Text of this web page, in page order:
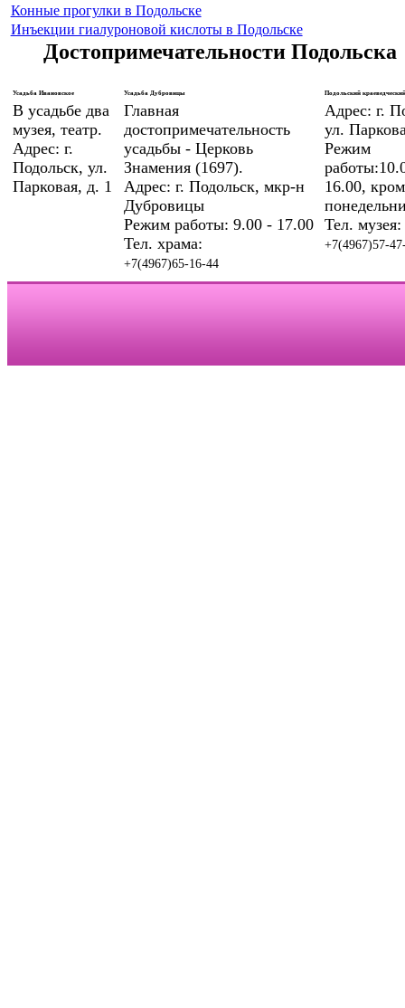
Конные прогулки в Подольске
Инъекции гиалуроновой кислоты в Подольске
Достопримечательности Подольска
Усадьба Ивановское
В усадьбе два
музея, театр.
Адрес: г.
Подольск, ул.
Парковая, д. 1
Усадьба Дубровицы
Главная
достопримечательность
усадьбы - Церковь
Знамения (1697).
Адрес: г. Подольск, мкр-н
Дубровицы
Режим работы: 9.00 - 17.00
Тел. храма:
+7(4967)65-16-44
Подольский
Адрес: г.
ул.
Режим
16.00,
Тел. музея:
+7(4967)57-